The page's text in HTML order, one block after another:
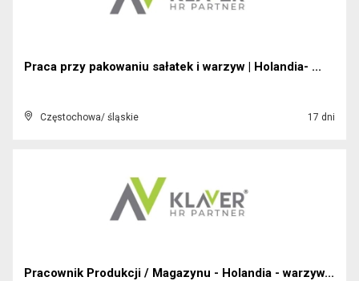
Praca przy pakowaniu sałatek i warzyw | Holandia- ...
Częstochowa/ śląskie 17 dni
Pracownik Produkcji / Magazynu - Holandia - warzyw...